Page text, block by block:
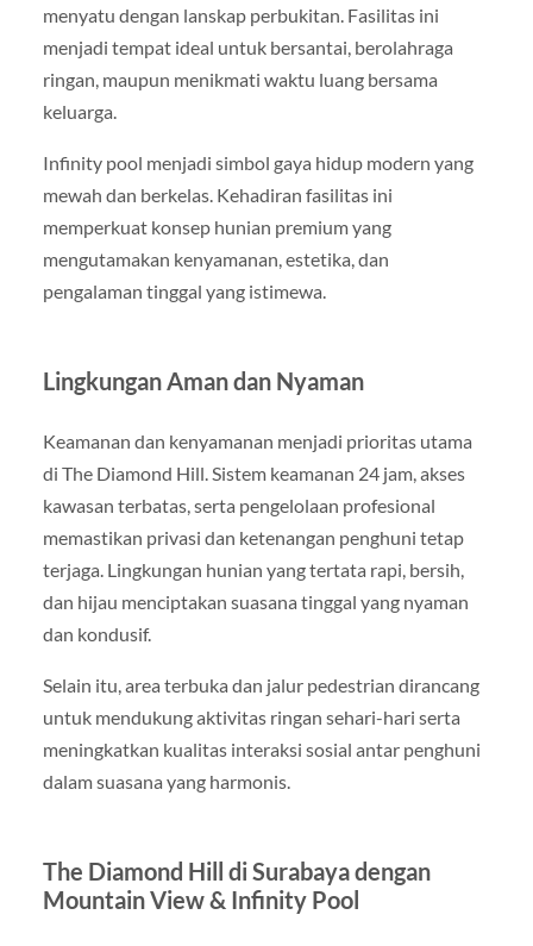
menyatu dengan lanskap perbukitan. Fasilitas ini
menjadi tempat ideal untuk bersantai, berolahraga
ringan, maupun menikmati waktu luang bersama
keluarga.
Infinity pool menjadi simbol gaya hidup modern yang
mewah dan berkelas. Kehadiran fasilitas ini
memperkuat konsep hunian premium yang
mengutamakan kenyamanan, estetika, dan
pengalaman tinggal yang istimewa.
Lingkungan Aman dan Nyaman
Keamanan dan kenyamanan menjadi prioritas utama
di The Diamond Hill. Sistem keamanan 24 jam, akses
kawasan terbatas, serta pengelolaan profesional
memastikan privasi dan ketenangan penghuni tetap
terjaga. Lingkungan hunian yang tertata rapi, bersih,
dan hijau menciptakan suasana tinggal yang nyaman
dan kondusif.
Selain itu, area terbuka dan jalur pedestrian dirancang
untuk mendukung aktivitas ringan sehari-hari serta
meningkatkan kualitas interaksi sosial antar penghuni
dalam suasana yang harmonis.
The Diamond Hill di Surabaya dengan
Mountain View & Infinity Pool